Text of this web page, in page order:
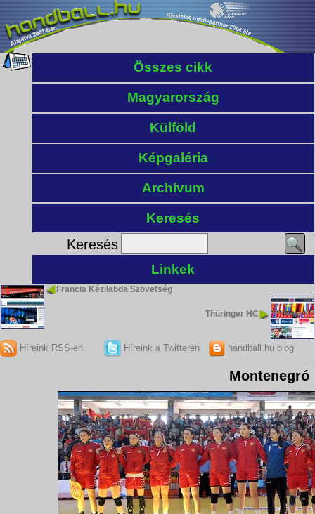
Összes cikk
Magyarország
Külföld
Képgaléria
Archívum
Keresés
Keresés
Linkek
Francia Kézilabda Szövetség
Thüringer HC
Híreink RSS-en Híreink a Twitteren handball.hu blog
Montenegró